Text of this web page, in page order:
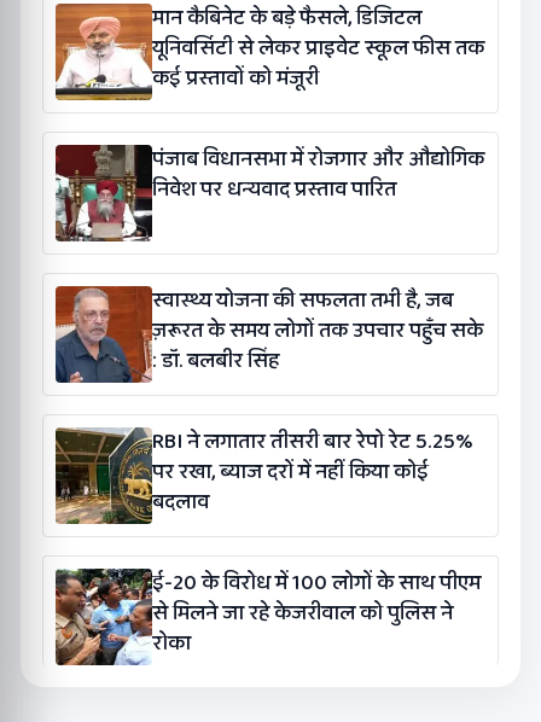
मान कैबिनेट के बड़े फैसले, डिजिटल
यूनिवर्सिटी से लेकर प्राइवेट स्कूल फीस तक
कई प्रस्तावों को मंजूरी
पंजाब विधानसभा में रोजगार और औद्योगिक
निवेश पर धन्यवाद प्रस्ताव पारित
स्वास्थ्य योजना की सफलता तभी है, जब
ज़रूरत के समय लोगों तक उपचार पहुँच सके
: डॉ. बलबीर सिंह
RBI ने लगातार तीसरी बार रेपो रेट 5.25%
पर रखा, ब्याज दरों में नहीं किया कोई
बदलाव
ई-20 के विरोध में 100 लोगों के साथ पीएम
से मिलने जा रहे केजरीवाल को पुलिस ने
रोका